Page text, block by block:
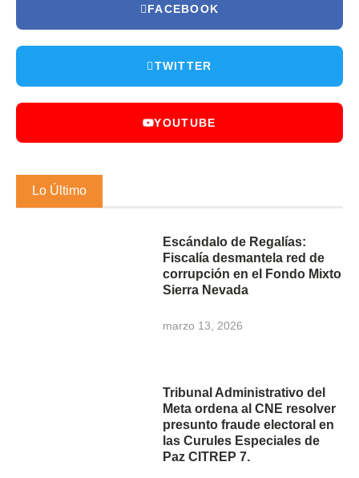
FACEBOOK
TWITTER
YOUTUBE
Lo Último
Escándalo de Regalías:
Fiscalía desmantela red de
corrupción en el Fondo Mixto
Sierra Nevada
marzo 13, 2026
Tribunal Administrativo del
Meta ordena al CNE resolver
presunto fraude electoral en
las Curules Especiales de
Paz CITREP 7.